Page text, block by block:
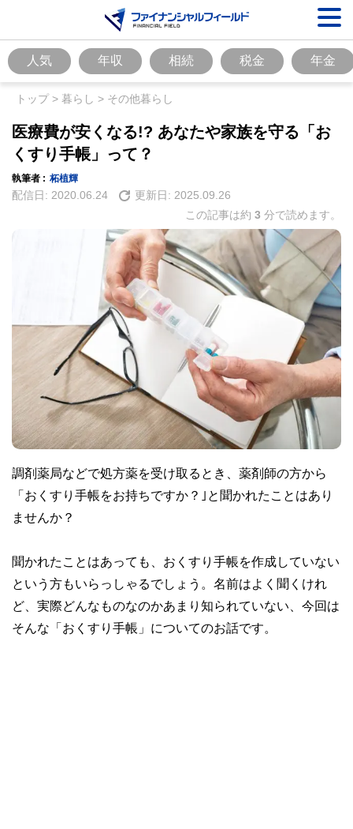
人気 年収 相続 税金 年金
トップ> 暮らし > その他暮らし
医療費が安くなる!? あなたや家族を守る「お
くすり手帳」って？
執筆者 : 柘植輝
配信日: 2020.06.24 更新日: 2025.09.26
この記事は約 3 分で読めます。
調剤薬局などで処方薬を受け取るとき、薬剤師の方から
「おくすり手帳をお持ちですか？｣と聞かれたことはあり
ませんか？
聞かれたことはあっても、おくすり手帳を作成していない
という方もいらっしゃるでしょう。名前はよく聞くけれ
ど、実際どんなものなのかあまり知られていない、今回は
そんな「おくすり手帳」についてのお話です。